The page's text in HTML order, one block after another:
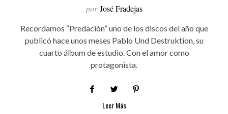
por José Fradejas
Recordamos “Predación” uno de los discos del año que
publicó hace unos meses Pablo Und Destruktion, su
cuarto álbum de estudio. Con el amor como
protagonista.
Leer Más